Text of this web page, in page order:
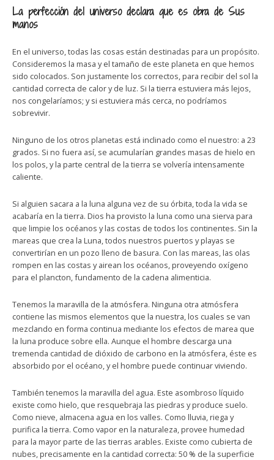
La perfección del universo declara que es obra de Sus
manos
En el universo, todas las cosas están destinadas para un propósito.
Consideremos la masa y el tamaño de este planeta en que hemos
sido colocados. Son justamente los correctos, para recibir del sol la
cantidad correcta de calor y de luz. Si la tierra estuviera más lejos,
nos congelaríamos; y si estuviera más cerca, no podríamos
sobrevivir.
Ninguno de los otros planetas está inclinado como el nuestro: a 23
grados. Si no fuera así, se acumularían grandes masas de hielo en
los polos, y la parte central de la tierra se volvería intensamente
caliente.
Si alguien sacara a la luna alguna vez de su órbita, toda la vida se
acabaría en la tierra. Dios ha provisto la luna como una sierva para
que limpie los océanos y las costas de todos los continentes. Sin la
mareas que crea la Luna, todos nuestros puertos y playas se
convertirían en un pozo lleno de basura. Con las mareas, las olas
rompen en las costas y airean los océanos, proveyendo oxígeno
para el plancton, fundamento de la cadena alimenticia.
Tenemos la maravilla de la atmósfera. Ninguna otra atmósfera
contiene las mismos elementos que la nuestra, los cuales se van
mezclando en forma continua mediante los efectos de marea que
la luna produce sobre ella. Aunque el hombre descarga una
tremenda cantidad de dióxido de carbono en la atmósfera, éste es
absorbido por el océano, y el hombre puede continuar viviendo.
También tenemos la maravilla del agua. Este asombroso líquido
existe como hielo, que resquebraja las piedras y produce suelo.
Como nieve, almacena agua en los valles. Como lluvia, riega y
purifica la tierra. Como vapor en la naturaleza, provee humedad
para la mayor parte de las tierras arables. Existe como cubierta de
nubes, precisamente en la cantidad correcta: 50 % de la superficie